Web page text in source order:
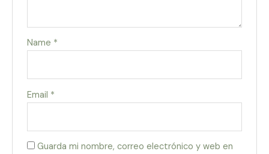
Name *
Email *
Guarda mi nombre, correo electrónico y web en